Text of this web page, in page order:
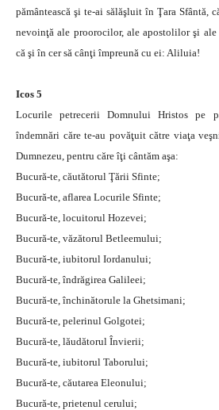
pământească şi te-ai sălăşluit în Ţara Sfântă,
nevoinţă ale proorocilor, ale apostolilor şi
că şi în cer să cânţi împreună cu ei: Aliluia!
Icos 5
Locurile petrecerii Domnului Hristos pe
îndemnări căre te-au povăţuit către viaţa
Dumnezeu, pentru căre îţi cântăm aşa:
Bucură-te, căutătorul Ţării Sfinte;
Bucură-te, aflarea Locurile Sfinte;
Bucură-te, locuitorul Hozevei;
Bucură-te, văzătorul Betleemului;
Bucură-te, iubitorul Iordanului;
Bucură-te, îndrăgirea Galileei;
Bucură-te, închinătorule la Ghetsimani;
Bucură-te, pelerinul Golgotei;
Bucură-te, lăudătorul Învierii;
Bucură-te, iubitorul Taborului;
Bucură-te, căutarea Eleonului;
Bucură-te, prietenul cerului;